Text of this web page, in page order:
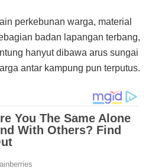
perkebunan warga, material
badan lapangan terbang,
hanyut dibawa arus sungai
antar kampung pun terputus.